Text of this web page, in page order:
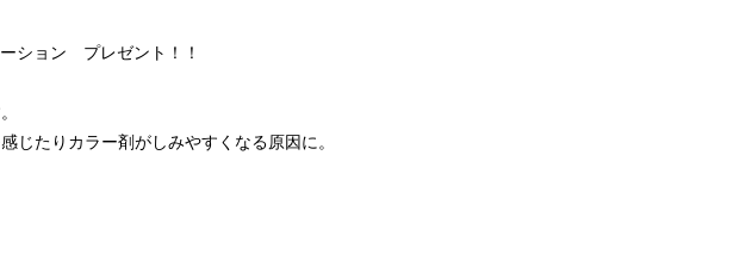
ション プレゼント！！
じたりカラー剤がしみやすくなる原因に。